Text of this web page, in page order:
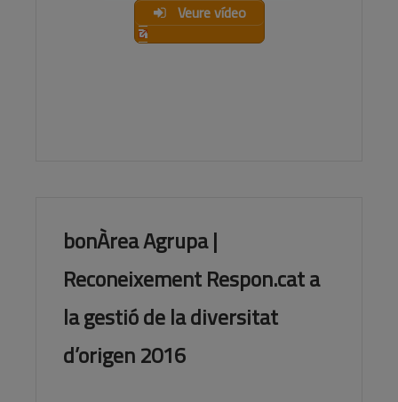
Veure vídeo
bonÀrea Agrupa |
Reconeixement Respon.cat a
la gestió de la diversitat
d’origen 2016